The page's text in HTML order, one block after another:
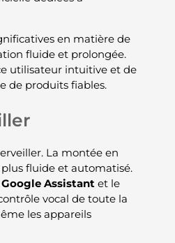
en matière de
fluide et prolongée.
utilisateur intuitive et de
de produits fiables.
La montée en
fluide et automatisé.
Google Assistantet le
vocal de toute la
les appareils